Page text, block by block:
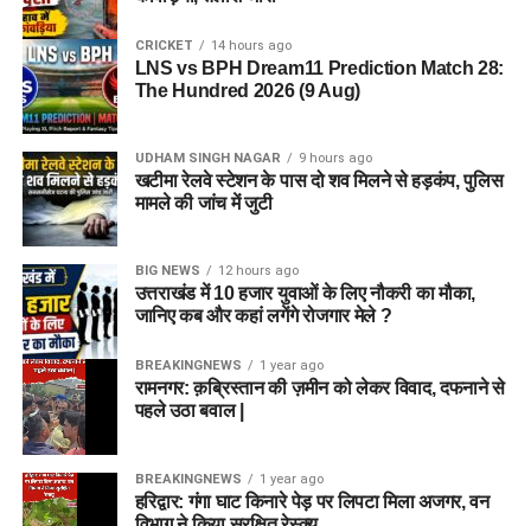
CRICKET 14 hours ago
LNS vs BPH Dream11 Prediction Match 28:
The Hundred 2026 (9 Aug)
UDHAM SINGH NAGAR 9 hours ago
खटीमा रेलवे स्टेशन के पास दो शव मिलने से हड़कंप, पुलिस
मामले की जांच में जुटी
BIG NEWS 12 hours ago
उत्तराखंड में 10 हजार युवाओं के लिए नौकरी का मौका,
जानिए कब और कहां लगेंगे रोजगार मेले ?
BREAKINGNEWS 1 year ago
रामनगर: क़ब्रिस्तान की ज़मीन को लेकर विवाद, दफनाने से
पहले उठा बवाल |
BREAKINGNEWS 1 year ago
हरिद्वार: गंगा घाट किनारे पेड़ पर लिपटा मिला अजगर, वन